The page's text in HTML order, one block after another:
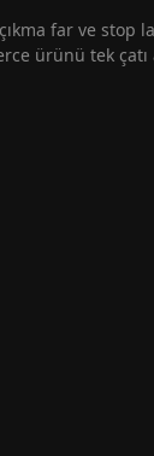
far ve stop
ürünü tek çatı